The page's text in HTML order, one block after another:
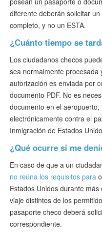
diferente deberán solicitar
completo, y no un ESTA.
¿Cuánto tiempo se
Los ciudadanos checos
sea normalmente
autorización es enviada por
documento PDF. No es
documento en el
electrónicamente contra el
Inmigración de Estados
¿Qué ocurre si me
En caso de que a un
no reúna los requisitos para
Estados Unidos durante
viaje distintos de los
pasaporte checo deberá
correspondiente.